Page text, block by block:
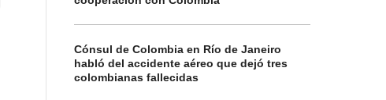
Cónsul de Colombia en Río de Janeiro
habló del accidente aéreo que dejó tres
colombianas fallecidas